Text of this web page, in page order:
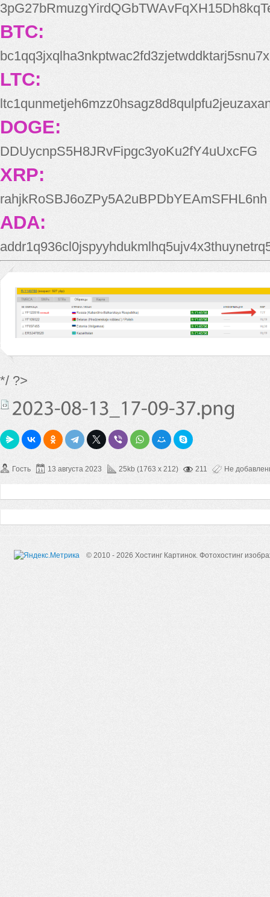
BTC:
bc1qq3jxqlha3nkptwac2fd3zjetwddktarj5snu7x
LTC:
DOGE:
DDUycnpS5H8JRvFipgc3yoKu2fY4uUxcFG
XRP:
rahjkRoSBJ6oZPy5A2uBPDbYEAmSFHL6nh
ADA:
*/ ?>
Гость 13 августа 2023 25kb (1763 x 212) 211 Не
© 2010 - 2026 Хостинг Картинок. Фотохостинг